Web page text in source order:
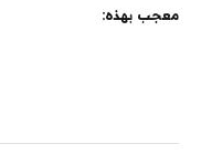
معجب بهذه: